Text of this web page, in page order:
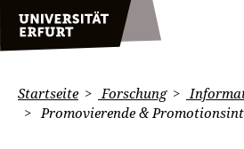
Startseite Forschung
Promovierende &